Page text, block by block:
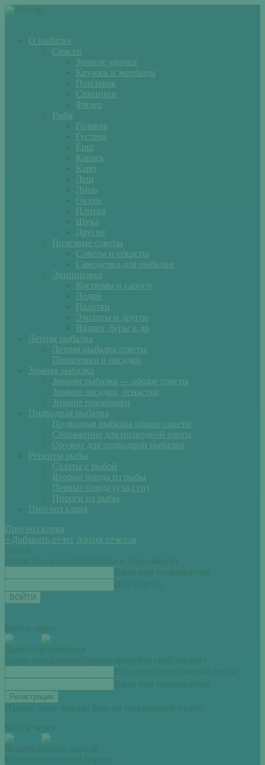
О рыбалке
Снасти
Зимние удочки
Кружки и жерлицы
Поплавок
Спиннинг
Фидер
Рыба
Голавль
Густера
Ёрш
Карась
Карп
Лещ
Линь
Окунь
Плотва
Щука
Другие
Полезные советы
Советы и секреты
Самоделки для рыбалки
Экипировка
Костюмы и сапоги
Лодки
Палатки
Эхолоты и другое
Ящики, буры и др
Летняя рыбалка
Летняя рыбалка советы
Прикормки и насадки
Зимняя рыбалка
Зимняя рыбалка — общие советы
Зимние насадки, оснастки
Зимние прикормки
Подводная рыбалка
Подводная рыбалка общие советы
Снаряжение для подводной охоты
Оружие для подводной рыбалки
Рецепты рыбы
Салаты с рыбой
Вторые блюда из рыбы
Первые блюда (уха,суп)
Пироги из рыбы
Прогноз клева
Прогноз клева
+ Добавить отчет Архив отчетов
Войти
Добро пожаловать! Войдите в Ваш аккаунт
Ваше имя пользователя
Ваш пароль
Войти через:
Зарегистрироваться
Добро пожаловать! Зарегистрируйте свой аккаунт
Ваш адрес электронной почты
Ваше имя пользователя
Пароль будет выслан Вам по электронной почте.
Войти через:
Всоатновление пароля
Восстановите свой пароль